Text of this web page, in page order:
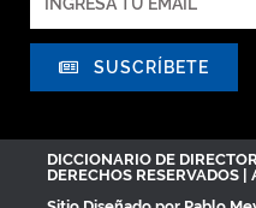
SUSCRÍBETE
DICCIONARIO DE
DERECHOS RESERVADOS |